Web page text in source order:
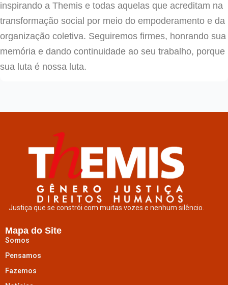
inspirando a Themis e todas aquelas que acreditam na
transformação social por meio do empoderamento e da
organização coletiva. Seguiremos firmes, honrando sua
memória e dando continuidade ao seu trabalho, porque
sua luta é nossa luta.
Justiça que se constrói com muitas vozes e nenhum silêncio.
Mapa do Site
Somos
Pensamos
Fazemos